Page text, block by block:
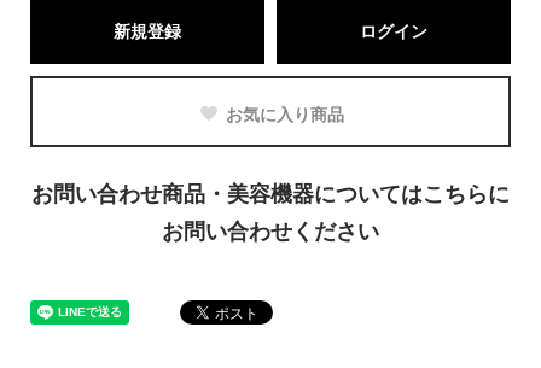
新規登録 ログイン
お気に入り商品
お問い合わせ商品・美容機器についてはこちらに
お問い合わせください